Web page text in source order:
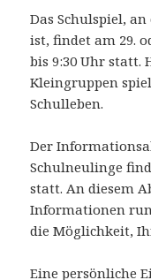
Das Schulspiel,
ist, findet am 29.
bis 9:30 Uhr statt.
Kleingruppen
Schulleben.
Der
Schulneulinge
statt. An diesem
Informationen
die Möglichkeit,
Eine persönliche